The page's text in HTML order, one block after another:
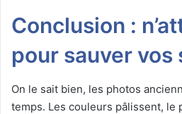
Conclusion :
pour sauver vos
On le sait bien, les photos
temps. Les couleurs pâlissent, le